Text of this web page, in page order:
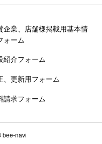
せん
願いします
企業、店舗様掲載用基本情
ォーム
紹介フォーム
、更新用フォーム
請求フォーム
bee-navi